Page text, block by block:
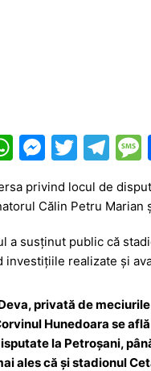
W
at
A
p
p
M
e
s
e
n
g
er
T
itt
T
el
e
a
m
s
privind locul de
Călin Petru Marian
a susținut public că
investițiile realizate și
privată de
Hunedoara se
la Petroșani,
ales că și stadionul